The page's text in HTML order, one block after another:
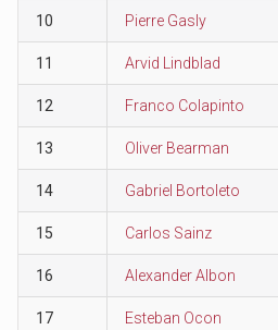
10 Pierre Gasly
11 Arvid Lindblad
12 Franco Colapinto
13 Oliver Bearman
14 Gabriel Bortoleto
15 Carlos Sainz
16 Alexander Albon
17 Esteban Ocon